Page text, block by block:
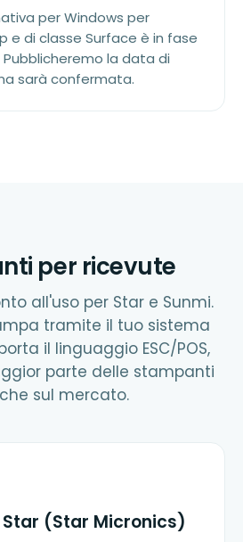
per Windows per
e di classe Surface è in fase
la data di
sarà confermata.
per ricevute
all'uso per Star e Sunmi.
tramite il tuo sistema
il linguaggio ESC/POS,
parte delle stampanti
sul mercato.
(Star Micronics)